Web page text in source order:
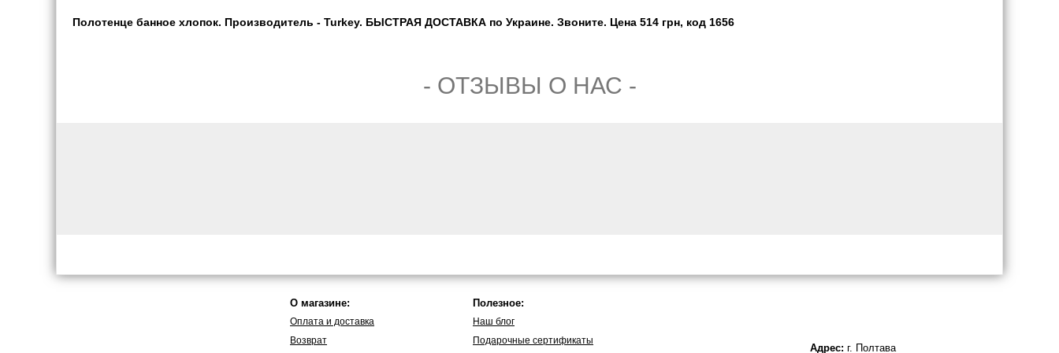
Полотенце банное хлопок. Производитель - Turkey. БЫСТРАЯ ДОСТАВКА по Украине. Звоните. Цена 514 грн, код 1656
- ОТЗЫВЫ О НАС -
О магазине:
Оплата и доставка
Возврат
Полезное:
Наш блог
Подарочные сертификаты
Адрес: г. Полтава